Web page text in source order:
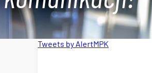
Tweets by AlertMPK